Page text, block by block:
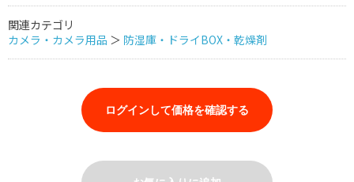
関連カテゴリ
カメラ・カメラ用品 ＞ 防湿庫・ドライBOX・乾燥剤
ログインして価格を確認する